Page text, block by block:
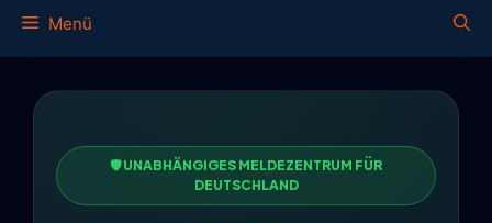
Menü
🛡️ UNABHÄNGIGES MELDEZENTRUM FÜR
DEUTSCHLAND